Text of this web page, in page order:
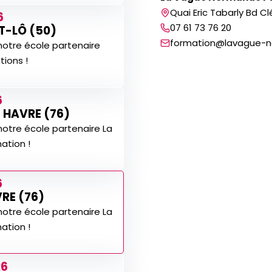
LÔ (50)
école partenaire
!
HAVRE (76)
école partenaire La
!
(76)
école partenaire La
!
Quai Eric Tabarly Bd
07 61 73 76 20
formation@lavague-